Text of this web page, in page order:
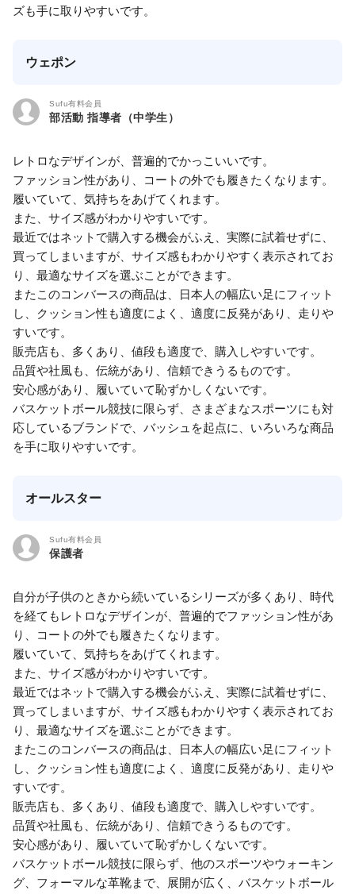
ズも手に取りやすいです。
ウェポン
Sufu有料会員
部活動 指導者（中学生）
レトロなデザインが、普遍的でかっこいいです。
ファッション性があり、コートの外でも履きたくなります。
履いていて、気持ちをあげてくれます。
また、サイズ感がわかりやすいです。
最近ではネットで購入する機会がふえ、実際に試着せずに、
買ってしまいますが、サイズ感もわかりやすく表示されてお
り、最適なサイズを選ぶことができます。
またこのコンバースの商品は、日本人の幅広い足にフィット
し、クッション性も適度によく、適度に反発があり、走りや
すいです。
販売店も、多くあり、値段も適度で、購入しやすいです。
品質や社風も、伝統があり、信頼できうるものです。
安心感があり、履いていて恥ずかしくないです。
バスケットボール競技に限らず、さまざまなスポーツにも対
応しているブランドで、バッシュを起点に、いろいろな商品
を手に取りやすいです。
オールスター
Sufu有料会員
保護者
自分が子供のときから続いているシリーズが多くあり、時代
を経てもレトロなデザインが、普遍的でファッション性があ
り、コートの外でも履きたくなります。
履いていて、気持ちをあげてくれます。
また、サイズ感がわかりやすいです。
最近ではネットで購入する機会がふえ、実際に試着せずに、
買ってしまいますが、サイズ感もわかりやすく表示されてお
り、最適なサイズを選ぶことができます。
またこのコンバースの商品は、日本人の幅広い足にフィット
し、クッション性も適度によく、適度に反発があり、走りや
すいです。
販売店も、多くあり、値段も適度で、購入しやすいです。
品質や社風も、伝統があり、信頼できうるものです。
安心感があり、履いていて恥ずかしくないです。
バスケットボール競技に限らず、他のスポーツやウォーキン
グ、フォーマルな革靴まで、展開が広く、バスケットボール